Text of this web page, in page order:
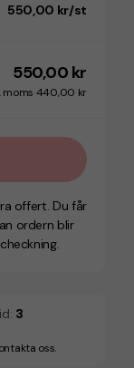
550,00 kr/st
550,00 kr
moms 440,00 kr
offert. Du får
ordern blir
3
oss.